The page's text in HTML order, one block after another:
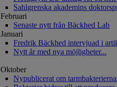
Sahlgrenska akademins
Februari
Senaste nytt från Bäckhed Lab
Januari
Fredrik Bäckhed intervjuad i
Nytt år med nya möjligheter...
Oktober
Nypublicerat om